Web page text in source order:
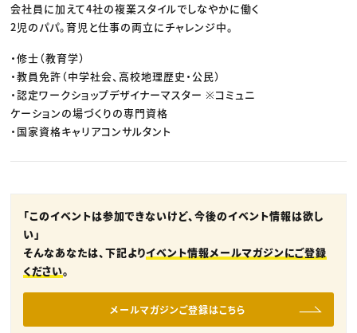
会社員に加えて4社の複業スタイルでしなやかに働く
2児のパパ。育児と仕事の両立にチャレンジ中。
・修士（教育学）
・教員免許（中学社会、高校地理歴史・公民）
・認定ワークショップデザイナーマスター ※コミュニ
ケーションの場づくりの専門資格
・国家資格キャリアコンサルタント
「このイベントは参加できないけど、今後のイベント情報は欲し
い」
そんなあなたは、下記よりイベント情報メールマガジンにご登録
ください。
メールマガジンご登録はこちら